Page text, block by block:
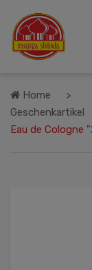
Home
Geschenkartikel
Eau de Cologne